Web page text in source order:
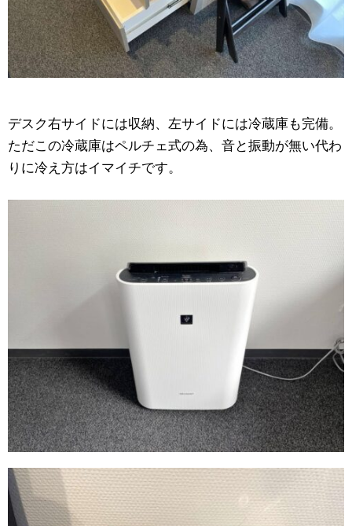
デスク右サイドには収納、左サイドには冷蔵庫も完備。
ただこの冷蔵庫はペルチェ式の為、音と振動が無い代わ
りに冷え方はイマイチです。